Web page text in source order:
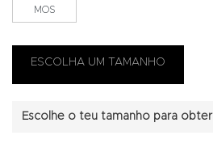
MOS
Escolhe o teu tamanho para